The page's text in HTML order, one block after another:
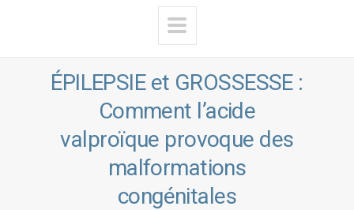
ÉPILEPSIE et GROSSESSE :
Comment l’acide
valproïque provoque des
malformations
congénitales